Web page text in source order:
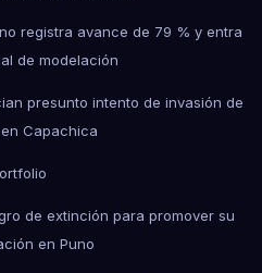
registra avance de 79 % y entra
de modelación
presunto intento de invasión de
Capachica
de extinción para promover su
en Puno